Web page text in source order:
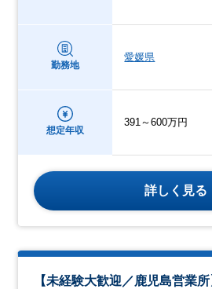
勤務地
愛媛県
想定年収
391～600万円
詳しく見る
【未経験大歓迎／鹿児島営業